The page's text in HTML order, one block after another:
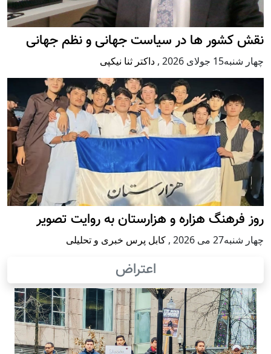
نقش کشور ها در سیاست جهانی و نظم جهانی
چهار شنبه15 جولای 2026 , داکتر ثنا نیکپی
روز فرهنگ هزاره و هزارستان به روایت تصویر
چهار شنبه27 می 2026 , کابل پرس خبری و تحلیلی
اعتراض